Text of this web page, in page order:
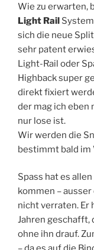
Wie zu erwarten,
Light Rail
sich die neue
sehr patent
Light-Rail oder
Highback super
direkt fixiert
der mag ich eben
nur lose ist.
Wir werden die
bestimmt bald im
Spass hat es
kommen –
nicht verraten. Er
Jahren geschafft,
ohne ihn drauf.